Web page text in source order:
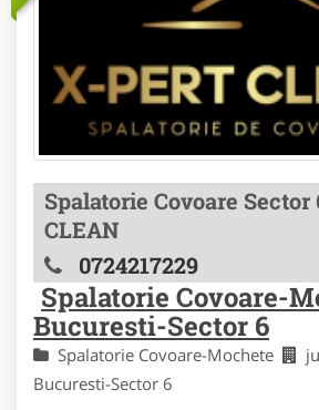
Spalatorie Covoare Sector
CLEAN
0724217229
Spalatorie Covoare-
Bucuresti-Sector 6
Spalatorie Covoare-Mochete
Bucuresti-Sector 6